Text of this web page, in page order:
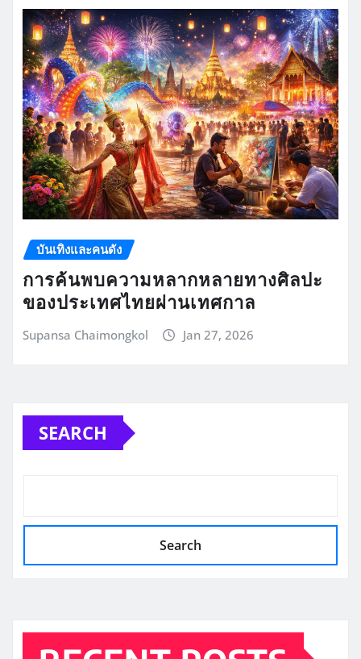
บันเทิงและคนดัง
การค้นพบความหลากหลายทางศิลปะ
ของประเทศไทยผ่านเทศกาล
Supansa Chaimongkol Jan 27, 2026
SEARCH
Search